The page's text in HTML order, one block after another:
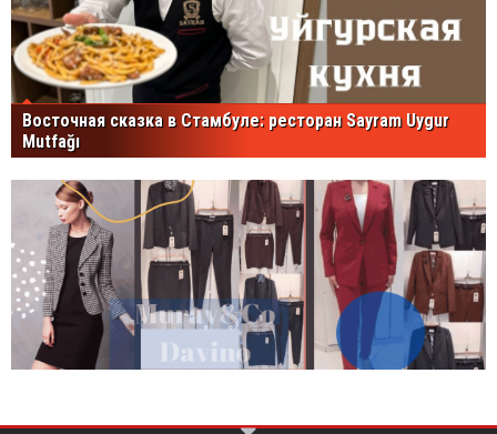
Восточная сказка в Стамбуле: ресторан Sayram Uygur
Mutfağı